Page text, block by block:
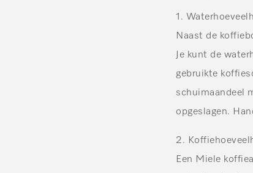
1.
Naast de
Je kunt de
gebruikte
schuimaandeel
opgeslagen.
2. K
Een Miele